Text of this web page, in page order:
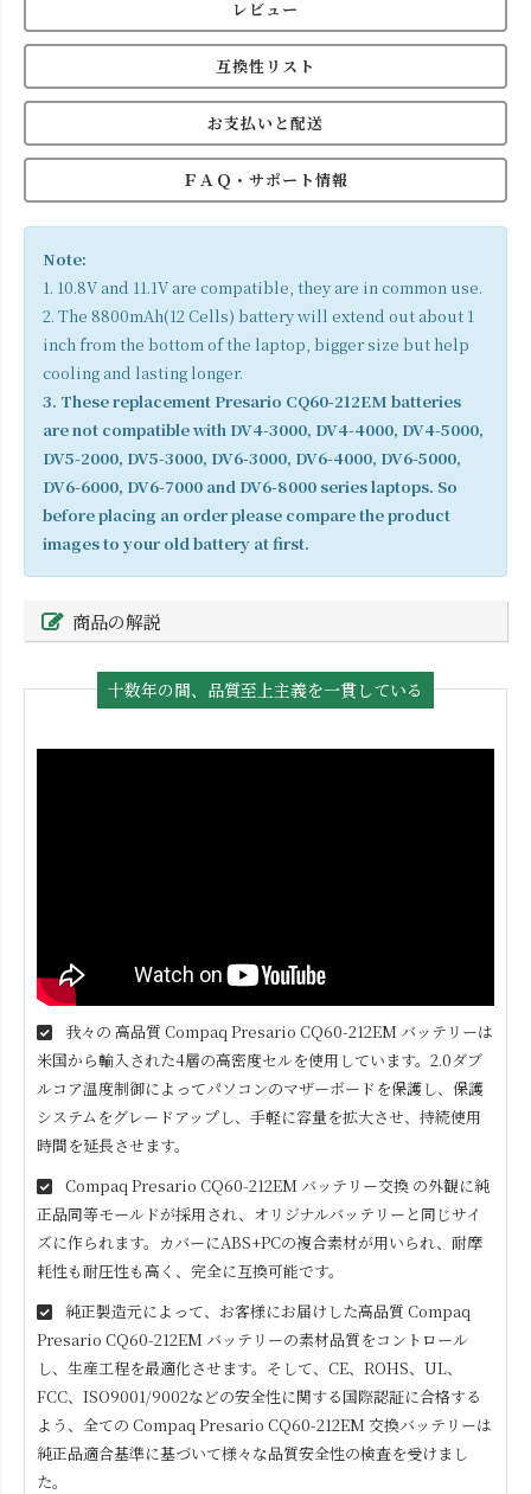
レビュー
互換性リスト
お支払いと配送
ＦＡＱ・サポート情報
Note:
1. 10.8V and 11.1V are compatible, they are in common use.
2. The 8800mAh(12 Cells) battery will extend out about 1
inch from the bottom of the laptop, bigger size but help
cooling and lasting longer.
3. These replacement Presario CQ60-212EM batteries
are not compatible with DV4-3000, DV4-4000, DV4-5000,
DV5-2000, DV5-3000, DV6-3000, DV6-4000, DV6-5000,
DV6-6000, DV6-7000 and DV6-8000 series laptops. So
before placing an order please compare the product
images to your old battery at first.
商品の解説
十数年の間、品質至上主義を一貫している
我々の 高品質 Compaq Presario CQ60-212EM バッテリーは
米国から輸入された4層の高密度セルを使用しています。2.0ダブ
ルコア温度制御によってパソコンのマザーボードを保護し、保護
システムをグレードアップし、手軽に容量を拡大させ、持続使用
時間を延長させます。
Compaq Presario CQ60-212EM バッテリー交換 の外観に純
正品同等モールドが採用され、オリジナルバッテリーと同じサイ
ズに作られます。カバーにABS+PCの複合素材が用いられ、耐摩
耗性も耐圧性も高く、完全に互換可能です。
純正製造元によって、お客様にお届けした高品質 Compaq
Presario CQ60-212EM バッテリーの素材品質をコントロール
し、生産工程を最適化させます。そして、CE、ROHS、UL、
FCC、ISO9001/9002などの安全性に関する国際認証に合格する
よう、全ての Compaq Presario CQ60-212EM交換バッテリーは
純正品適合基準に基づいて様々な品質安全性の検査を受けまし
た。